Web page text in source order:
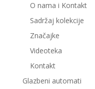
O nama i Kontakt
Sadržaj kolekcije
Značajke
Videoteka
Kontakt
Glazbeni automati